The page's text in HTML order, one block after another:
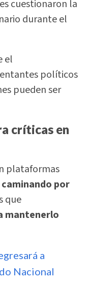
cuestionaron la
durante el
el
políticos
pueden ser
críticas en
plataformas
por
que
mantenerlo
a
Nacional